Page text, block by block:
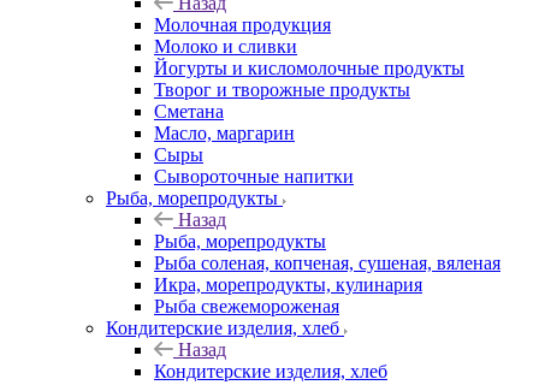
Молочная продукция
Молоко и сливки
Йогурты и кисломолочные продукты
Творог и творожные продукты
Сметана
Масло, маргарин
Сыры
Сывороточные напитки
Рыба, морепродукты
Назад
Рыба, морепродукты
Рыба соленая, копченая, сушеная, вяленая
Икра, морепродукты, кулинария
Рыба свежемороженая
Кондитерские изделия, хлеб
Назад
Кондитерские изделия, хлеб